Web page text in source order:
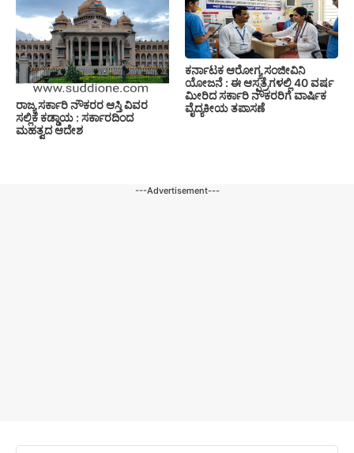
ರಾಜ್ಯ ಸರ್ಕಾರಿ ನೌಕರರ ಆಸ್ತಿ ವಿವರ
ಸಲ್ಲಿಕೆ ಕಡ್ಡಾಯ : ಸರ್ಕಾರದಿಂದ
ಮಹತ್ವದ ಆದೇಶ
ಕರ್ನಾಟಕ ಆರೋಗ್ಯ ಸಂಜೀವಿನಿ
ಯೋಜನೆ : ಈ ಆಸ್ಪತ್ರೆಗಳಲ್ಲಿ 40 ವರ್ಷ
ಮೀರಿದ ಸರ್ಕಾರಿ ನೌಕರರಿಗೆ ವಾರ್ಷಿಕ
ವೈದ್ಯಕೀಯ ತಪಾಸಣೆ
---Advertisement---